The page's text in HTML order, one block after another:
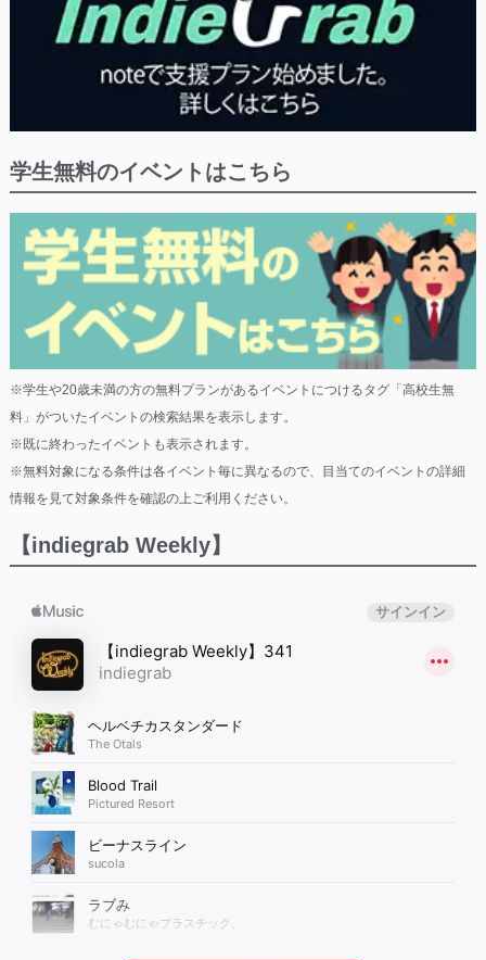
学生無料のイベントはこちら
※学生や20歳未満の方の無料プランがあるイベントにつけるタグ「高校生無
料」がついたイベントの検索結果を表示します。
※既に終わったイベントも表示されます。
※無料対象になる条件は各イベント毎に異なるので、目当てのイベントの詳細
情報を見て対象条件を確認の上ご利用ください。
【indiegrab Weekly】